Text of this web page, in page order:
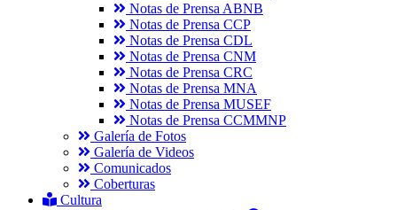
Notas de Prensa ABNB
Notas de Prensa CCP
Notas de Prensa CDL
Notas de Prensa CNM
Notas de Prensa CRC
Notas de Prensa MNA
Notas de Prensa MUSEF
Notas de Prensa CCMMNP
Galería de Fotos
Galería de Videos
Comunicados
Coberturas
Cultura